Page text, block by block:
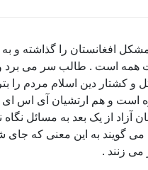
افغانستان را گذاشته و
همه است . طالب سر می برد و
کشتار دین اسلام مردم را
است و هم ارتشیان آی اس
آزاد از یک بعد به مسائل
گویند به این معنی که جای
زنند .